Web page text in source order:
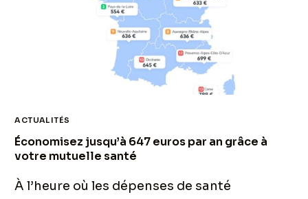
ACTUALITÉS
Économisez jusqu’à 647 euros par an grâce à
votre mutuelle santé
À l’heure où les dépenses de santé